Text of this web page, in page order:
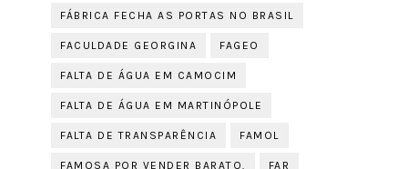
FÁBRICA FECHA AS PORTAS NO BRASIL
FACULDADE GEORGINA FAGEO
FALTA DE ÁGUA EM CAMOCIM
FALTA DE ÁGUA EM MARTINÓPOLE
FALTA DE TRANSPARÊNCIA FAMOL
FAMOSA POR VENDER BARATO. FAR